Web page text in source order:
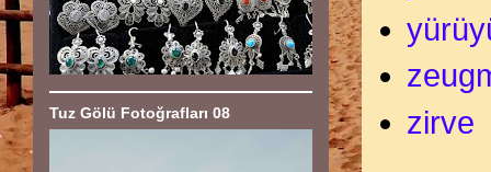
zirve
Tuz Gölü Fotoğrafları 08